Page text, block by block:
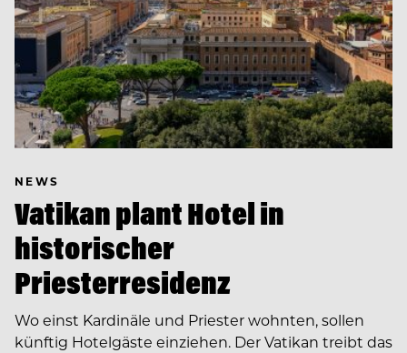
NEWS
Vatikan plant Hotel in
historischer
Priesterresidenz
Wo einst Kardinäle und Priester wohnten, sollen
künftig Hotelgäste einziehen. Der Vatikan treibt das